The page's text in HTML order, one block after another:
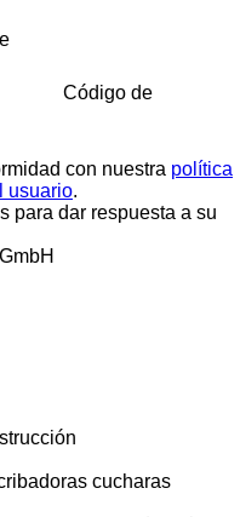
Código de
con nuestra política
usuario.
para dar respuesta a su
cucharas